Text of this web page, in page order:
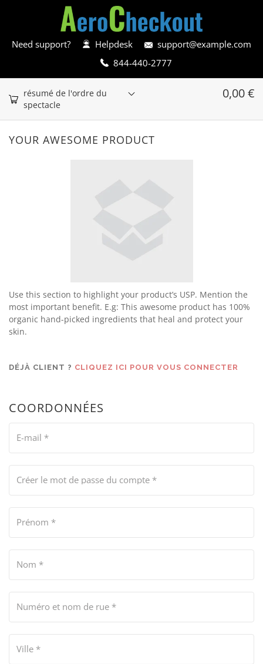
Need support? Helpdesk
support@example.com
844-440-2777
résumé de l'ordre du
spectacle
0,00€
YOUR AWESOME PRODUCT
Use this section to highlight your product’s USP. Mention the
most important benefit. E.g: This awesome product has 100%
organic hand-picked ingredients that heal and protect your
skin.
DÉJÀ CLIENT ? CLIQUEZ ICI POUR VOUS CONNECTER
COORDONNÉES
E-mail *
Créer le mot de passe du compte *
Prénom *
Nom *
Numéro et nom de rue *
Ville *